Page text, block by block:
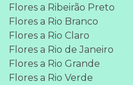
Flores a Ribeirão Preto
Flores a Rio Branco
Flores a Rio Claro
Flores a Rio de Janeiro
Flores a Rio Grande
Flores a Rio Verde